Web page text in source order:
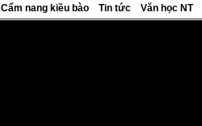
Cẩm nang kiều bào Tin tức Văn học NT